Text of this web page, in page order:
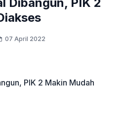
07 April 2022